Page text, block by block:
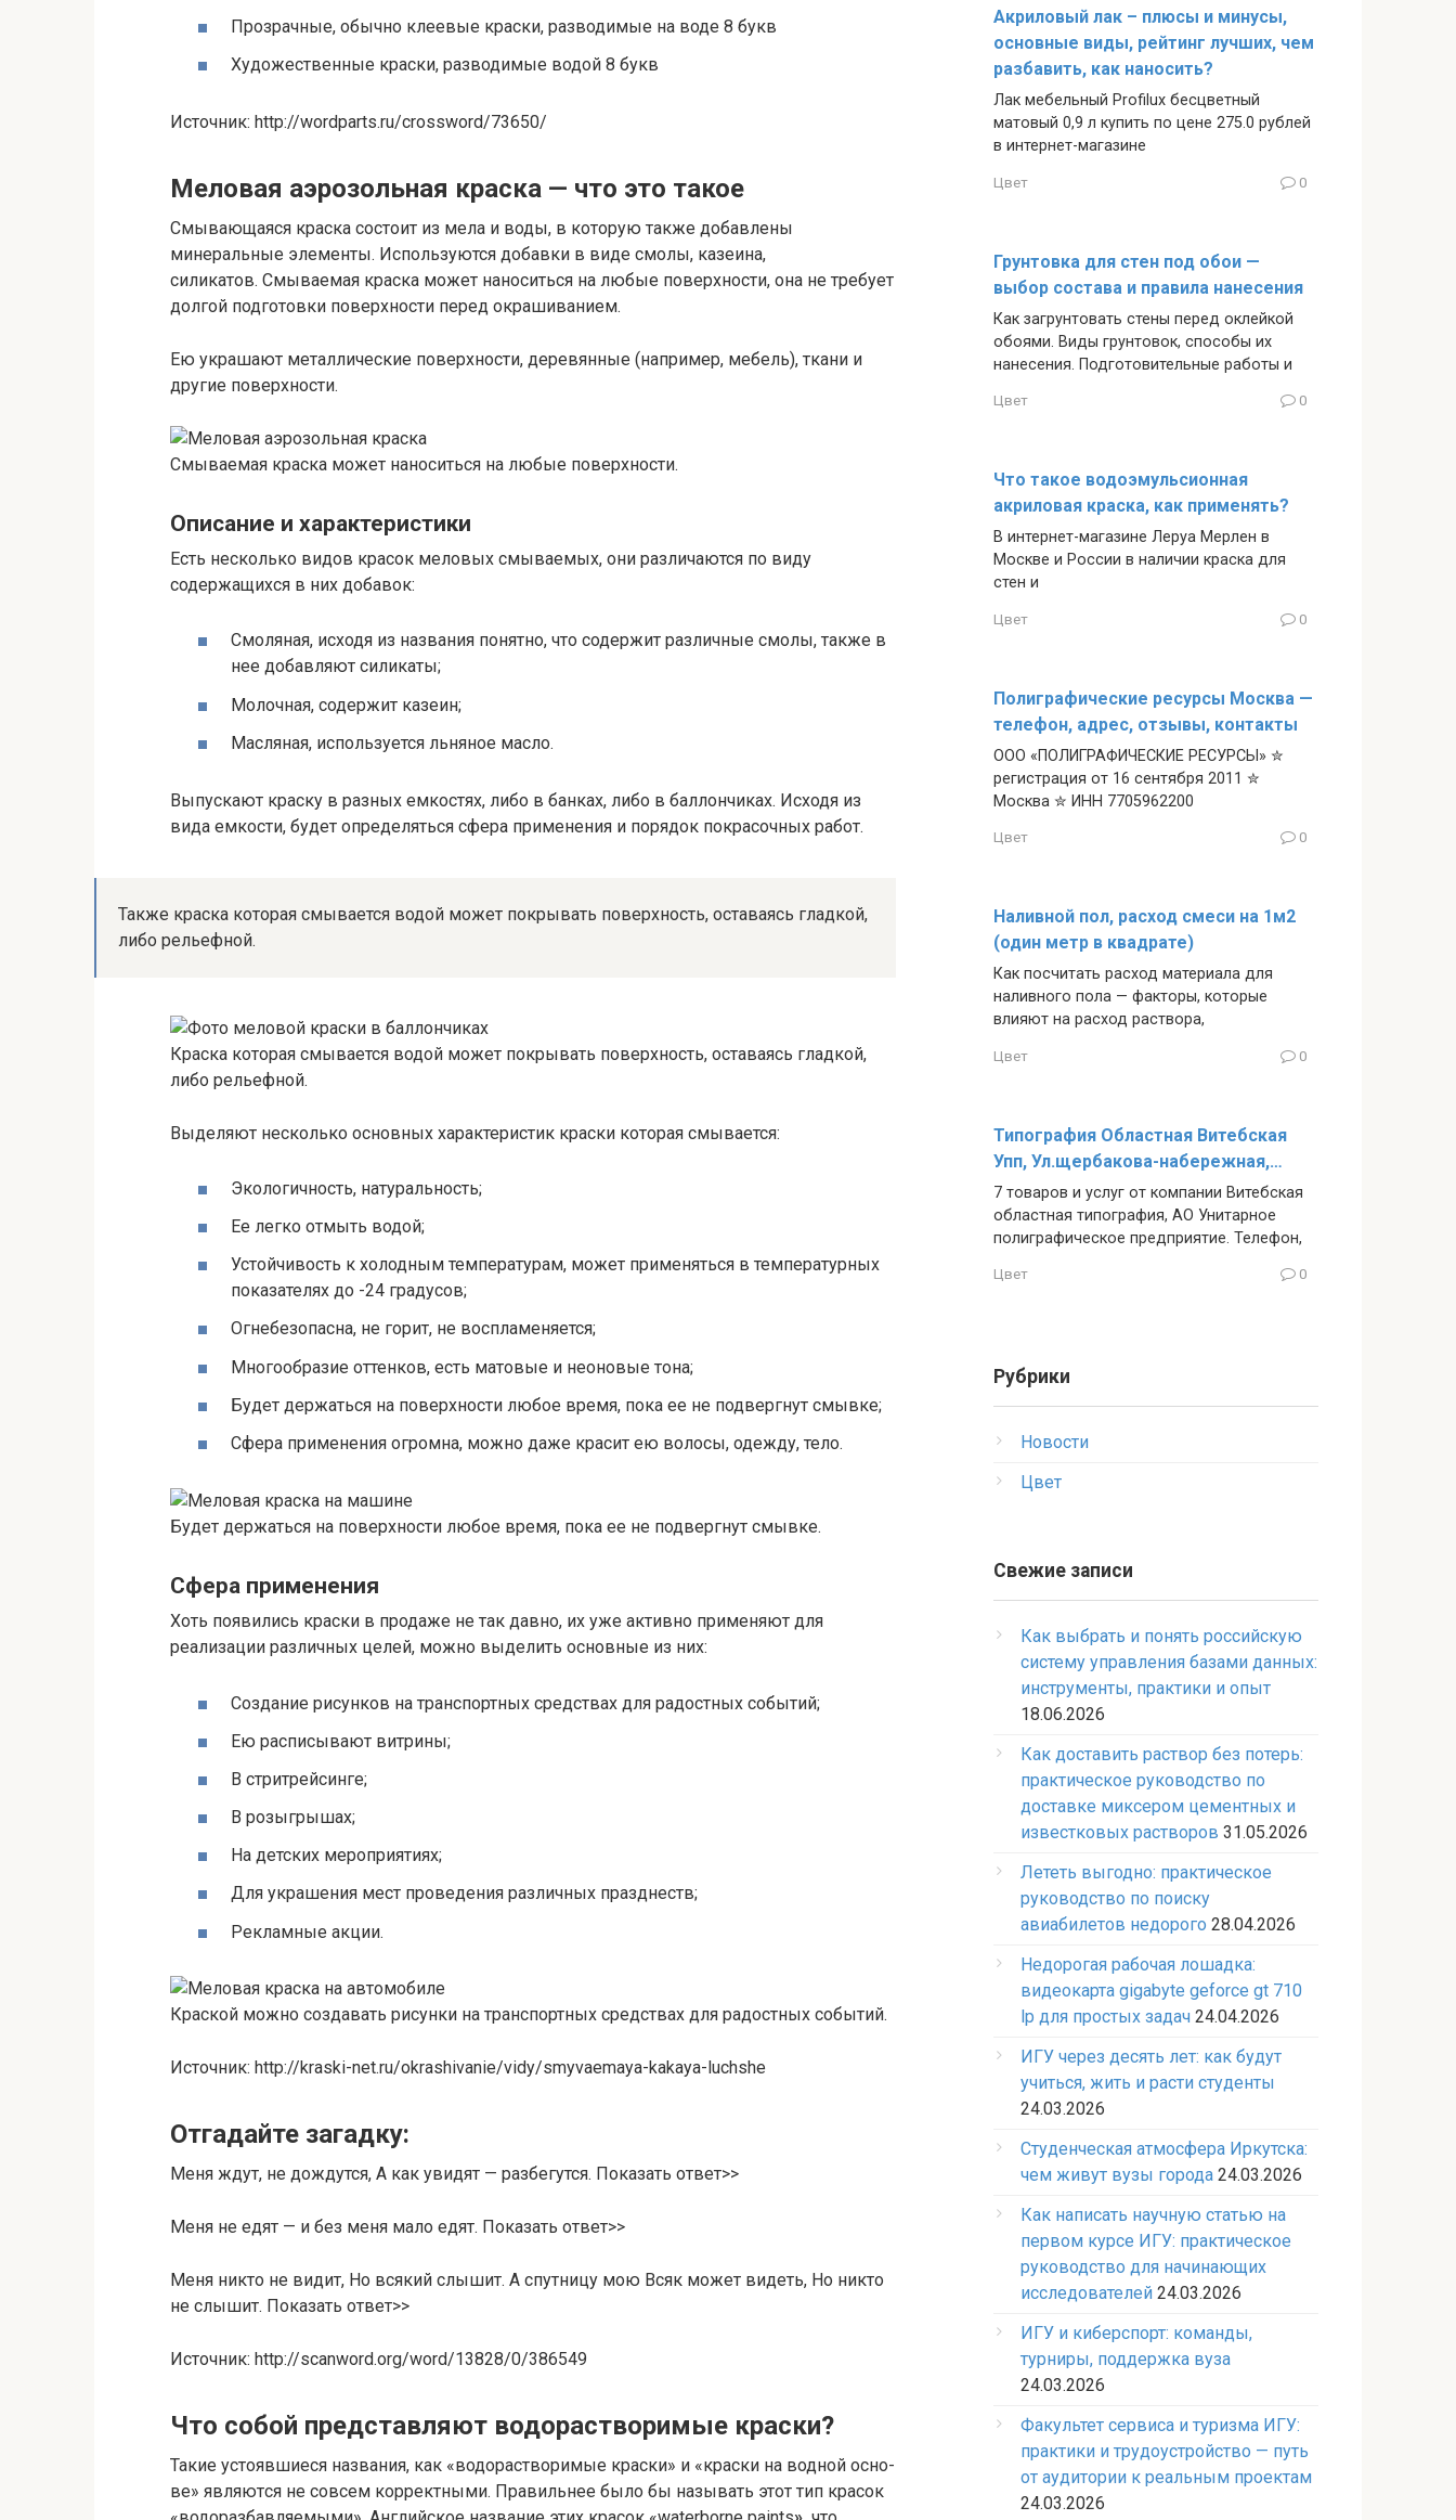
Прозрачные, обычно клеевые краски, разводимые на воде 8 букв
Художественные краски, разводимые водой 8 букв
Источник: http://wordparts.ru/crossword/73650/
Меловая аэрозольная краска — что это такое
Смывающаяся краска состоит из мела и воды, в которую также добавлены
минеральные элементы. Используются добавки в виде смолы, казеина,
силикатов. Смываемая краска может наноситься на любые поверхности, она не требует
долгой подготовки поверхности перед окрашиванием.
Ею украшают металлические поверхности, деревянные (например, мебель), ткани и
другие поверхности.
Смываемая краска может наноситься на любые поверхности.
Описание и характеристики
Есть несколько видов красок меловых смываемых, они различаются по виду
содержащихся в них добавок:
Смоляная, исходя из названия понятно, что содержит различные смолы, также в
нее добавляют силикаты;
Молочная, содержит казеин;
Масляная, используется льняное масло.
Выпускают краску в разных емкостях, либо в банках, либо в баллончиках. Исходя из
вида емкости, будет определяться сфера применения и порядок покрасочных работ.
Также краска которая смывается водой может покрывать поверхность, оставаясь гладкой,
либо рельефной.
Краска которая смывается водой может покрывать поверхность, оставаясь гладкой,
либо рельефной.
Выделяют несколько основных характеристик краски которая смывается:
Экологичность, натуральность;
Ее легко отмыть водой;
Устойчивость к холодным температурам, может применяться в температурных
показателях до -24 градусов;
Огнебезопасна, не горит, не воспламеняется;
Многообразие оттенков, есть матовые и неоновые тона;
Будет держаться на поверхности любое время, пока ее не подвергнут смывке;
Сфера применения огромна, можно даже красит ею волосы, одежду, тело.
Будет держаться на поверхности любое время, пока ее не подвергнут смывке.
Сфера применения
Хоть появились краски в продаже не так давно, их уже активно применяют для
реализации различных целей, можно выделить основные из них:
Создание рисунков на транспортных средствах для радостных событий;
Ею расписывают витрины;
В стритрейсинге;
В розыгрышах;
На детских мероприятиях;
Для украшения мест проведения различных празднеств;
Рекламные акции.
Краской можно создавать рисунки на транспортных средствах для радостных событий.
Источник: http://kraski-net.ru/okrashivanie/vidy/smyvaemaya-kakaya-luchshe
Отгадайте загадку:
Меня ждут, не дождутся, А как увидят — разбегутся. Показать ответ>>
Меня не едят — и без меня мало едят. Показать ответ>>
Меня никто не видит, Но всякий слышит. А спутницу мою Всяк может видеть, Но никто
не слышит. Показать ответ>>
Источник: http://scanword.org/word/13828/0/386549
Что собой представляют водорастворимые краски?
Такие усто­яв­ши­е­ся назва­ния, как «водо­рас­тво­ри­мые крас­ки» и «крас­ки на вод­ной осно­
ве» явля­ют­ся не совсем кор­рект­ны­ми. Пра­виль­нее было бы назы­вать этот тип кра­сок
Акриловый лак – плюсы и минусы,
основные виды, рейтинг лучших, чем
разбавить, как наносить?
Лак мебельный Profilux бесцветный
матовый 0,9 л купить по цене 275.0 рублей
в интернет-магазине
Цвет 0
Грунтовка для стен под обои —
выбор состава и правила нанесения
Как загрунтовать стены перед оклейкой
обоями. Виды грунтовок, способы их
нанесения. Подготовительные работы и
Цвет 0
Что такое водоэмульсионная
акриловая краска, как применять?
В интернет-магазине Леруа Мерлен в
Москве и России в наличии краска для
стен и
Цвет 0
Полиграфические ресурсы Москва —
телефон, адрес, отзывы, контакты
ООО «ПОЛИГРАФИЧЕСКИЕ РЕСУРСЫ» ✮
регистрация от 16 сентября 2011 ✮
Москва ✮ ИНН 7705962200
Цвет 0
Наливной пол, расход смеси на 1м2
(один метр в квадрате)
Как посчитать расход материала для
наливного пола — факторы, которые
влияют на расход раствора,
Цвет 0
Типография Областная Витебская
Упп, Ул.щербакова-набережная,…
7 товаров и услуг от компании Витебская
областная типография, АО Унитарное
полиграфическое предприятие. Телефон,
Цвет 0
Рубрики
Новости
Цвет
Свежие записи
Как выбрать и понять российскую
систему управления базами данных:
инструменты, практики и опыт
18.06.2026
Как доставить раствор без потерь:
практическое руководство по
доставке миксером цементных и
известковых растворов 31.05.2026
Лететь выгодно: практическое
руководство по поиску
авиабилетов недорого 28.04.2026
Недорогая рабочая лошадка:
видеокарта gigabyte geforce gt 710
lp для простых задач 24.04.2026
ИГУ через десять лет: как будут
учиться, жить и расти студенты
24.03.2026
Студенческая атмосфера Иркутска:
чем живут вузы города 24.03.2026
Как написать научную статью на
первом курсе ИГУ: практическое
руководство для начинающих
исследователей 24.03.2026
ИГУ и киберспорт: команды,
турниры, поддержка вуза
24.03.2026
Факультет сервиса и туризма ИГУ:
практики и трудоустройство — путь
от аудитории к реальным проектам
24.03.2026